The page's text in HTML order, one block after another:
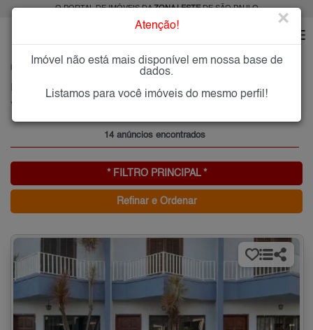
O PORTAL DE IMÓVEIS DAZONA LESTEDE SÃO PAULO
VILA BELA
Imóveis para Alugar na Vila Bela, Zona Leste de São Paulo, SP
Vila Bela, Zona Leste
14 anúncios encontrados
* FILTRO PRINCIPAL *
Refinar e Ordenar
Atenção! ×
Imóvel não está mais disponível em nossa base de
dados.
Listamos para você imóveis do mesmo perfil!